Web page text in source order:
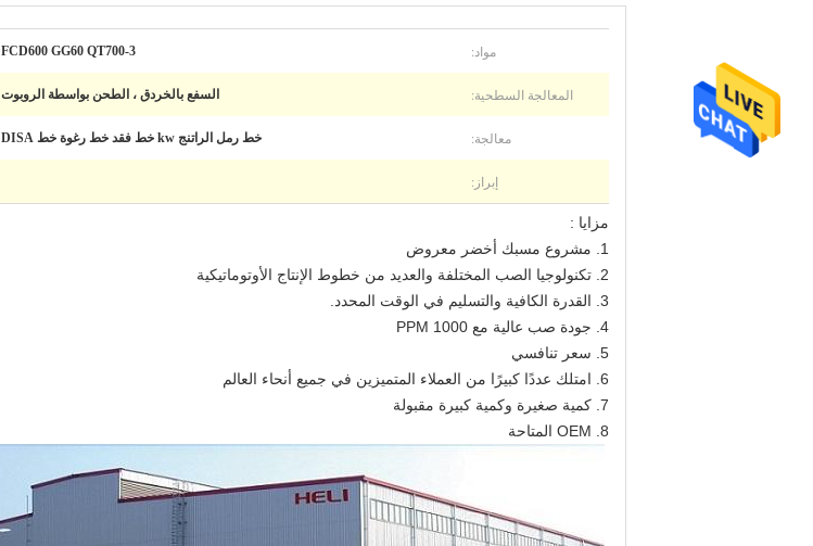
مواد: FCD600 GG60 QT700-3
المعالجة السطحية: السفع بالخردق ، الطحن بواسطة الروبوت
معالجة: خط رمل الراتنج kw خط فقد خط رغوة خط DISA
إبراز:
مزايا :
1. مشروع مسبك أخضر معروض
2. تكنولوجيا الصب المختلفة والعديد من خطوط الإنتاج الأوتوماتيكية
3. القدرة الكافية والتسليم في الوقت المحدد.
4. جودة صب عالية مع PPM 1000
5. سعر تنافسي
6. امتلك عددًا كبيرًا من العملاء المتميزين في جميع أنحاء العالم
7. كمية صغيرة وكمية كبيرة مقبولة
8. OEM المتاحة